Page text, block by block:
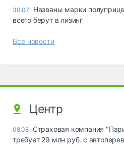
30.07
Названы марки
всего берут в лизинг
Все новости
Центр
08.08 Страховая компания
требует 29 млн руб. с